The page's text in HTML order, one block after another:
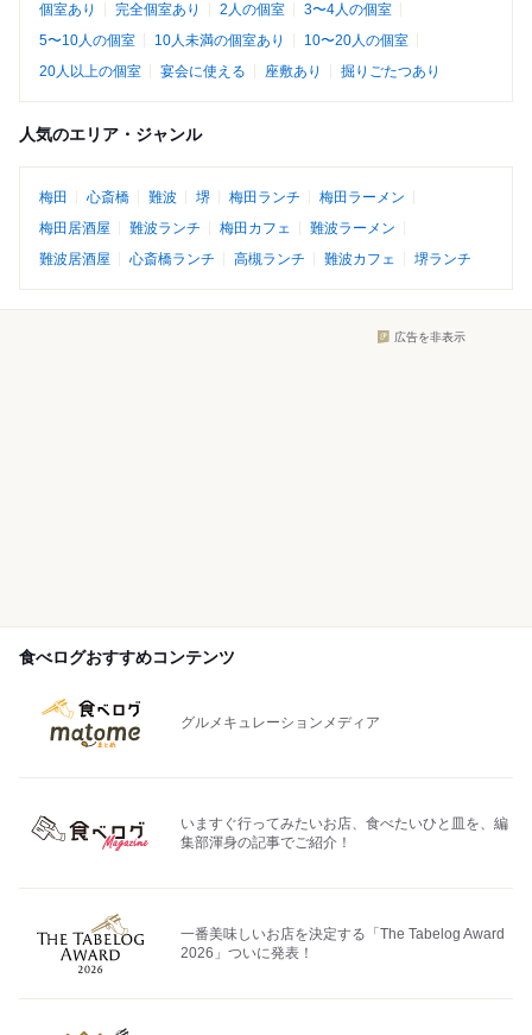
個室あり 完全個室あり 2人の個室
3〜4人の個室
5〜10人の個室
10人未満の個室あり
10〜20人の個室
20人以上の個室
宴会に使える 座敷あり 掘りごたつあり
人気のエリア・ジャンル
梅田 心斎橋 難波 堺 梅田ランチ
梅田ラーメン
梅田居酒屋
難波ランチ 梅田カフェ
難波ラーメン
難波居酒屋
心斎橋ランチ 高槻ランチ 難波カフェ 堺ランチ
広告を非表示
食べログおすすめコンテンツ
グルメキュレーションメディア
いますぐ行ってみたいお店、食べたいひと皿を、編
集部渾身の記事でご紹介！
一番美味しいお店を決定する「The Tabelog Award
2026」ついに発表！